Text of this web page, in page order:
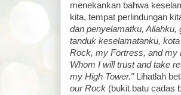
menekankan bahwa
kita, tempat perlindungan
dan penyelamatku, Allahku,
tanduk keselamatanku,
Rock, my Fortress, and my
Whom I will trust and take
my High Tower." Lihatlah
our Rock (bukit batu cadas